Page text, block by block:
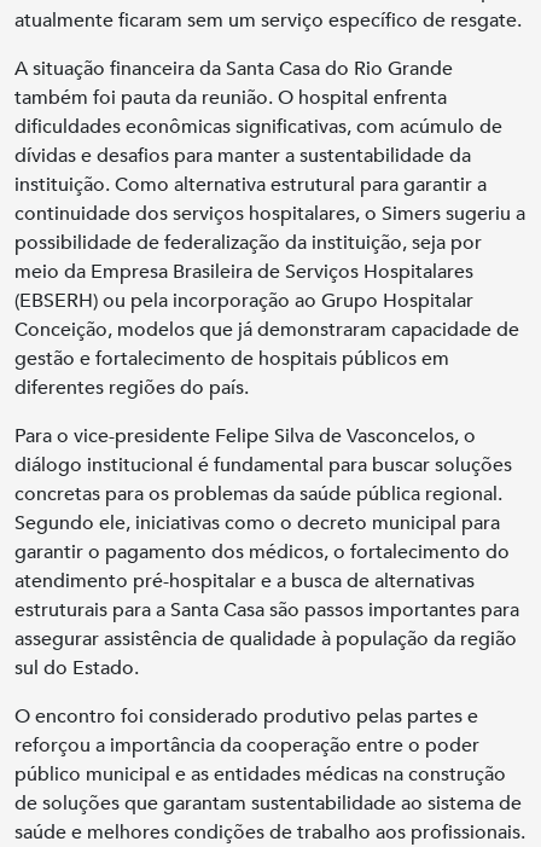
atualmente ficaram sem um serviço específico de resgate.
A situação financeira da Santa Casa do Rio Grande
também foi pauta da reunião. O hospital enfrenta
dificuldades econômicas significativas, com acúmulo de
dívidas e desafios para manter a sustentabilidade da
instituição. Como alternativa estrutural para garantir a
continuidade dos serviços hospitalares, o Simers sugeriu a
possibilidade de federalização da instituição, seja por
meio da Empresa Brasileira de Serviços Hospitalares
(EBSERH) ou pela incorporação ao Grupo Hospitalar
Conceição, modelos que já demonstraram capacidade de
gestão e fortalecimento de hospitais públicos em
diferentes regiões do país.
Para o vice-presidente Felipe Silva de Vasconcelos, o
diálogo institucional é fundamental para buscar soluções
concretas para os problemas da saúde pública regional.
Segundo ele, iniciativas como o decreto municipal para
garantir o pagamento dos médicos, o fortalecimento do
atendimento pré-hospitalar e a busca de alternativas
estruturais para a Santa Casa são passos importantes para
assegurar assistência de qualidade à população da região
sul do Estado.
O encontro foi considerado produtivo pelas partes e
reforçou a importância da cooperação entre o poder
público municipal e as entidades médicas na construção
de soluções que garantam sustentabilidade ao sistema de
saúde e melhores condições de trabalho aos profissionais.